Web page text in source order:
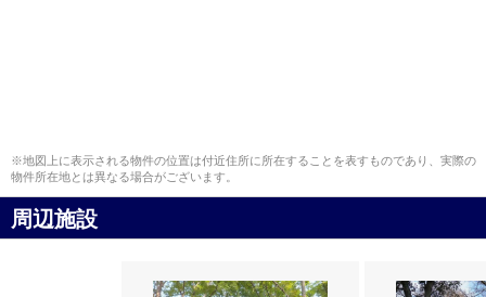
※地図上に表示される物件の位置は付近住所に所在することを表すものであり、実際の
物件所在地とは異なる場合がございます。
周辺施設